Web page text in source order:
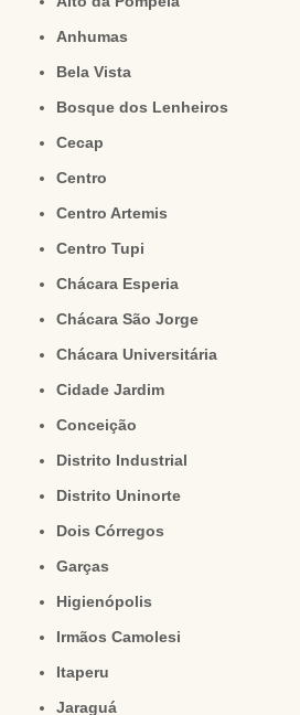
Anhumas
Bela Vista
Bosque dos Lenheiros
Cecap
Centro
Centro Artemis
Centro Tupi
Chácara Esperia
Chácara São Jorge
Chácara Universitária
Cidade Jardim
Conceição
Distrito Industrial
Distrito Uninorte
Dois Córregos
Garças
Higienópolis
Irmãos Camolesi
Itaperu
Jaraguá